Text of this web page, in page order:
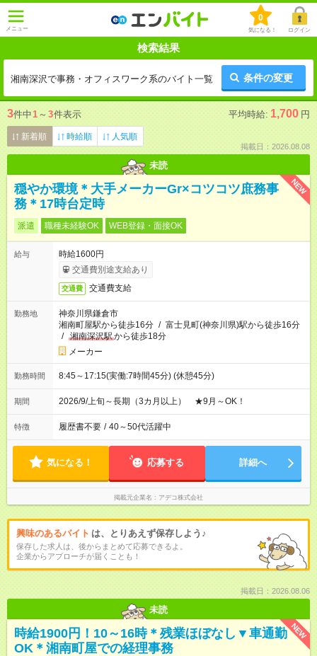
メニュー
0
気になる！ ログイン
検索結果
湘南深沢で事務・オフィスワーク系のバイト一覧 条件の変更
3件中1 ～ 3件表示 平均時給: 1,700 円
新着順 時給順 人気順
掲載日：2026.08.08
未読
NEW
穏やか環境＊大手メーカーGr×コツコツ庶務事
務＊17時台定時
派遣 職種未経験OK WEB登録・面接OK
給与
時給1600円
交通費別途支給あり
交通費 交通費支給
勤務地
神奈川県鎌倉市
湘南町屋駅から徒歩16分 / 富士見町(神奈川県)駅から徒歩16分
/ 湘南深沢駅から徒歩18分
メーカー
勤務時間 8:45～17:15(実働:7時間45分) (休憩45分)
期間 2026/9/上旬～長期（3カ月以上） ★9月～OK！
特徴 履歴書不要 / 40～50代活躍中
気になる！ 応募する 詳細へ
掲載元企業名 アデコ株式会社
興味のあるバイト は、とりあえず保存しよう♪
保存した求人は、後からまとめて応募できるよ。
企業からアプローチが届くことも！
掲載日：2026.08.06
未読
NEW
時給1900円！10～16時＊残業ほぼなし▼車通勤
OK＊湘南町屋での経理事務